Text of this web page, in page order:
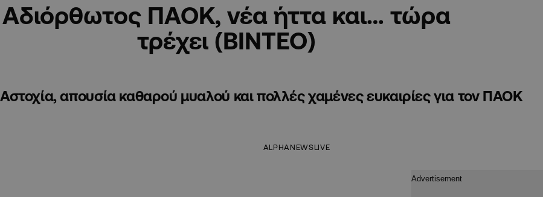
Αδιόρθωτος ΠΑΟΚ, νέα ήττα και… τώρα
τρέχει (ΒΙΝΤΕΟ)
Αστοχία, απουσία καθαρού μυαλού και πολλές χαμένες ευκαιρίες για τον ΠΑΟΚ
ALPHANEWSLIVE